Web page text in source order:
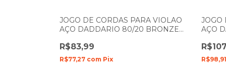
JOGO DE CORDAS PARA VIOLAO
AÇO DADDARIO 80/20 BRONZE
R$83,99
R$77,27 com Pix
JOGO
AÇO
R$98,91